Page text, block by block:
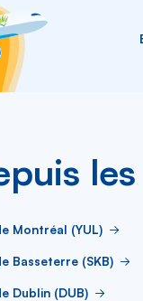
Montréal (YUL)
Basseterre (SKB)
Dublin (DUB)